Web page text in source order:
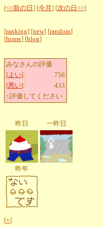
[<<前の日 ] [今月 ] [次の日>>]
[ranking] [new] [random]
[home] [blog]
みなさんの評価
[よい]:
756
[悪い]:
433
↑評価してください
昨日 一昨日
昨年
[+]